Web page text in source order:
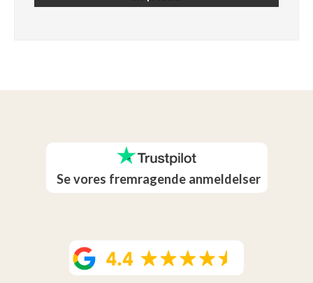
Se vores fremragende anmeldelser